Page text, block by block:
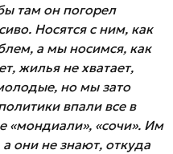
там он погорел
Носятся с ним, как
а мы носимся, как
жилья не хватает,
но мы зато
впали все в
«мондиали», «сочи». Им
они не знают, откуда